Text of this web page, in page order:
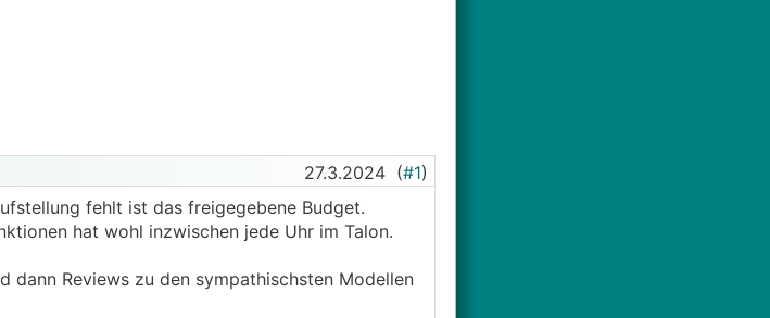
27.3.2024 (#1)
fehlt ist das freigegebene Budget.
hat wohl inzwischen jede Uhr im Talon.
dann Reviews zu den sympathischsten Modellen